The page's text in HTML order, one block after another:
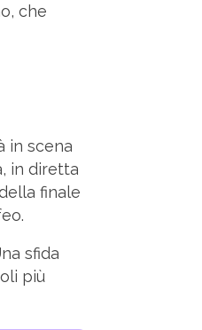
che
in scena
in diretta
finale
sfida
più